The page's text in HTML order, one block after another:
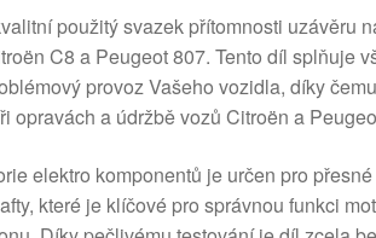
použitý svazek přítomnosti uzávěru
C8 a Peugeot 807. Tento díl splňuje
provoz Vašeho vozidla, díky
opravách a údržbě vozů Citroën a
elektro komponentů je určen pro přesné
které je klíčové pro správnou funkci